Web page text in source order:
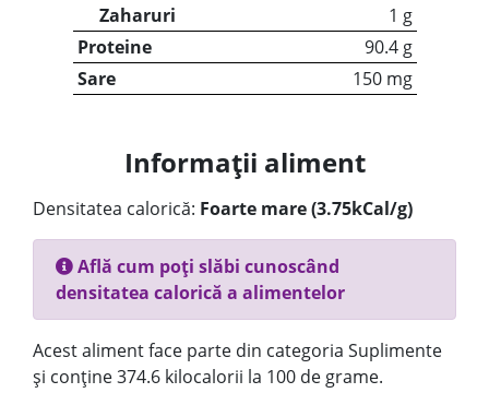
Zaharuri
1 g
Proteine
90.4 g
Sare
150 mg
Informații aliment
Densitatea calorică: Foarte mare (3.75kCal/g)
Află cum poți slăbi cunoscând
densitatea calorică a alimentelor
Acest aliment face parte din categoria Suplimente
și conține 374.6 kilocalorii la 100 de grame.